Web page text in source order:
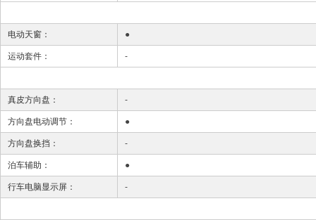
电动天窗： ●
运动套件： -
真皮方向盘： -
方向盘电动调节： ●
方向盘换挡： -
泊车辅助： ●
行车电脑显示屏： -